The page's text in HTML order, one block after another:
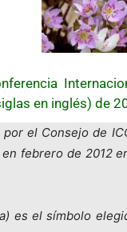
en inglés) de
el Consejo de
febrero de 2012
es el símbolo